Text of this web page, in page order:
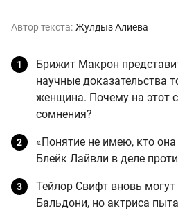
Автор текста: Жулдыз Алиева
Брижит Макрон
научные доказательства
женщина. Почему на этот
сомнения?
«Понятие не имею, кто
Блейк Лайвли в деле
Тейлор Свифт вновь
Бальдони, но актриса